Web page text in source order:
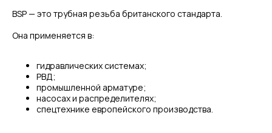
BSP — это трубная резьба британского стандарта.
Она применяется в:
гидравлических системах;
РВД;
промышленной арматуре;
насосах и распределителях;
спецтехнике европейского производства.